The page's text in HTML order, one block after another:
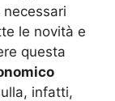
le novità e
questa
infatti,